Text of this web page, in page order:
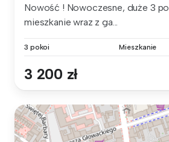
Nowość ! Nowoczesne, duże 3
mieszkanie wraz z ga...
3 pokoi Mieszkanie
3 200 zł